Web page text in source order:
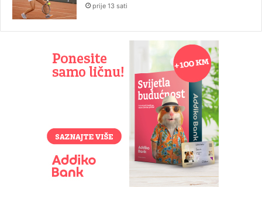
prije 13 sati